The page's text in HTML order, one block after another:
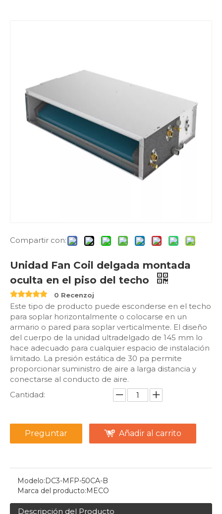
Compartir con:
Unidad Fan Coil delgada montada
oculta en el piso del techo
0 Recenzoj
Este tipo de producto puede esconderse en el techo
para soplar horizontalmente o colocarse en un
armario o pared para soplar verticalmente. El diseño
del cuerpo de la unidad ultradelgado de 145 mm lo
hace adecuado para cualquier espacio de instalación
limitado. La presión estática de 30 pa permite
proporcionar suministro de aire a larga distancia y
conectarse al conducto de aire.
Cantidad:
Preguntar Añadir al carrito
Modelo:DC3-MFP-50CA-B
Marca del producto:MECO
Descripción del Producto